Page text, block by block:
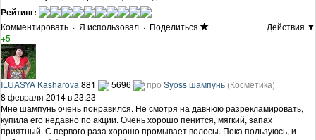
Рейтинг:
Комментировать · Я использовал · Поделиться
Действия ▼
+5
ILUASYA Kasharova 881 5696 про Syoss шампунь (Косметика)
8 февраля 2014 в 23:23
Мне шампунь очень понравился. Не смотря на давнюю разрекламировать,
купила его недавно по акции. Очень хорошо пенится, мягкий, запах
приятный. С первого раза хорошо промывает волосы. Пока пользуюсь, и